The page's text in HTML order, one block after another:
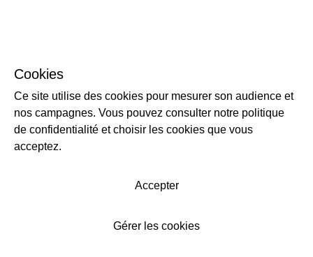
Cookies
Ce site utilise des cookies pour mesurer son audience et
nos campagnes. Vous pouvez consulter notre politique
de confidentialité et choisir les cookies que vous
acceptez.
Accepter
Gérer les cookies